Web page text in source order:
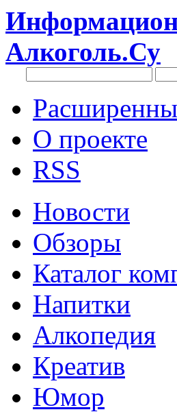
Алкоголь.Су
О проекте
RSS
Новости
Обзоры
Каталог
Напитки
Алкопедия
Креатив
Юмор